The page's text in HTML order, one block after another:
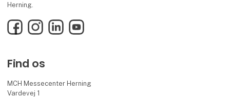
Herning.
FacebookInstagramLinkedInYouTube
Find os
MCH Messecenter Herning
Vardevej 1